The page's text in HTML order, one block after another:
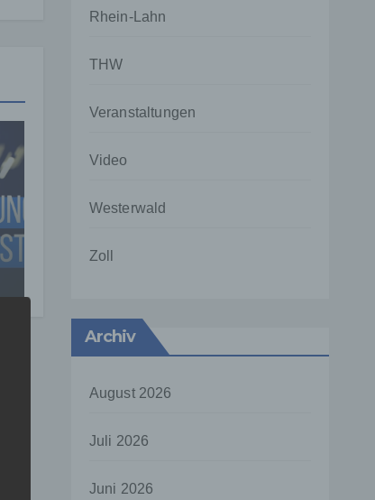
Rhein-Lahn
THW
Veranstaltungen
Video
Westerwald
Zoll
Archiv
August 2026
Juli 2026
Juni 2026